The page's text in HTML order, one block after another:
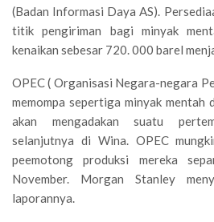
(Badan Informasi Daya AS).
titik pengiriman bagi minyak
kenaikan sebesar 720. 000 barel
OPEC ( Organisasi Negara-negara
memompa sepertiga minyak mentah
akan mengadakan suatu
selanjutnya di Wina. OPEC
peemotong produksi mereka
November. Morgan Stanley
laporannya.